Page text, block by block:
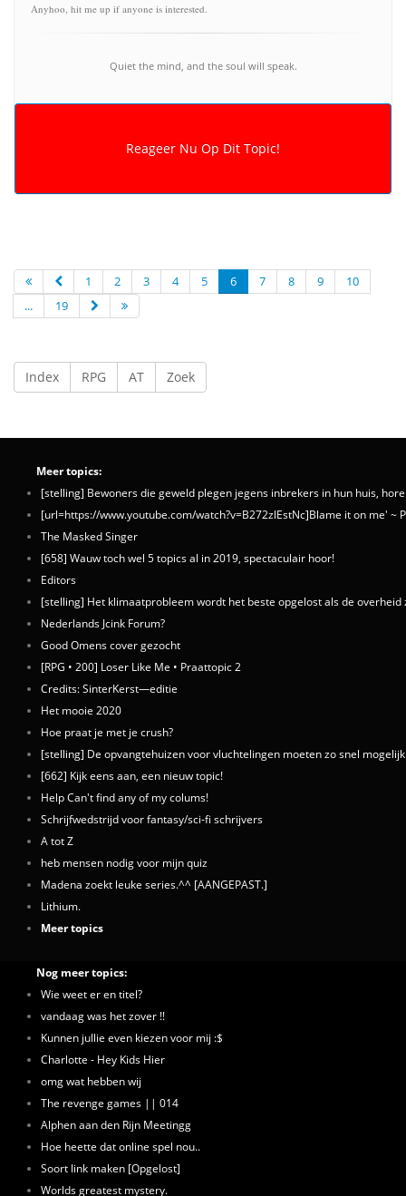
Anyhoo, hit me up if anyone is interested.
Quiet the mind, and the soul will speak.
1 2 3 4 5 6 7 8 9
10
...
19
Index RPG AT Zoek
Meer topics:
[stelling] Bewoners die geweld plegen jegens inbrekers in hun huis,
[url=https://www.youtube.com/watch?v=B272zlEstNc]Blame it on me' ~
The Masked Singer
[658] Wauw toch wel 5 topics al in 2019, spectaculair hoor!
Editors
[stelling] Het klimaatprobleem wordt het beste opgelost als de overheid
Nederlands Jcink Forum?
Good Omens cover gezocht
[RPG • 200] Loser Like Me • Praattopic 2
Credits: SinterKerst—editie
Het mooie 2020
Hoe praat je met je crush?
[stelling] De opvangtehuizen voor vluchtelingen moeten zo snel
[662] Kijk eens aan, een nieuw topic!
Help Can't find any of my colums!
Schrijfwedstrijd voor fantasy/sci-fi schrijvers
A tot Z
heb mensen nodig voor mijn quiz
Madena zoekt leuke series.^^ [AANGEPAST.]
Lithium.
Meer topics
Nog meer topics:
Wie weet er en titel?
vandaag was het zover !!
Kunnen jullie even kiezen voor mij :$
Charlotte - Hey Kids Hier
omg wat hebben wij
The revenge games || 014
Alphen aan den Rijn Meetingg
Hoe heette dat online spel nou..
Soort link maken [Opgelost]
Worlds greatest mystery.